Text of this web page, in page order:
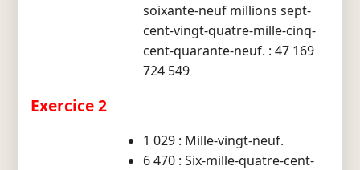
soixante-neuf millions sept-
cent-vingt-quatre-mille-cinq-
cent-quarante-neuf. : 47 169
724 549
Exercice 2
1 029 : Mille-vingt-neuf.
6 470 : Six-mille-quatre-cent-